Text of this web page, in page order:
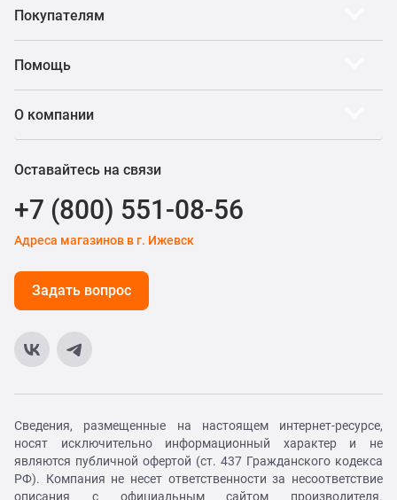
Покупателям
Помощь
О компании
Оставайтесь на связи
+7 (800) 551-08-56
Адреса магазинов в г. Ижевск
Задать вопрос
Сведения, размещенные на настоящем интернет-ресурсе,
носят исключительно информационный характер и не
являются публичной офертой (ст. 437 Гражданского кодекса
РФ). Компания не несет ответственности за несоответствие
описания с официальным сайтом производителя.